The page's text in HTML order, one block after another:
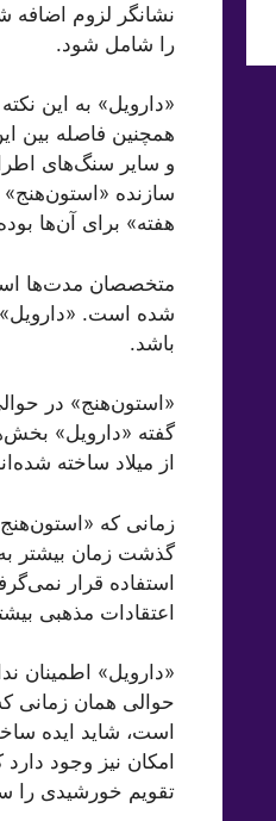
را شامل شود.
و سایر سنگ‌های
سازنده
هفته» برای آن‌ها
متخصصان مدت‌ها است
شده است. «دارویل»
باشد.
از میلاد ساخته
زمانی که
گذشت زمان بیشتر
استفاده قرار
اعتقادات مذهبی
«دارویل» اطمینان
حوالی همان زمانی
است، شاید ایده
امکان نیز وجود
تقویم خورشیدی را